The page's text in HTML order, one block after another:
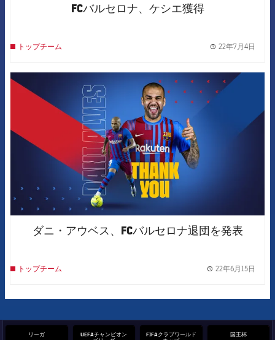
FCバルセロナ、ケシエ獲得
トップチーム 22年7月4日
FCB Barcelona badge
ダニ・アウベス、FCバルセロナ退団を発表
トップチーム 22年6月15日
リーガ
UEFAチャンピオン
FIFAクラブワールド
国王杯